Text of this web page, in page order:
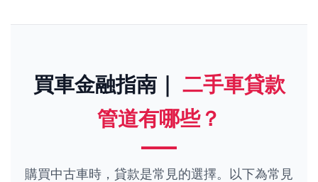
買車金融指南｜ 二手車貸款
管道有哪些？
購買中古車時，貸款是常見的選擇。以下為常見